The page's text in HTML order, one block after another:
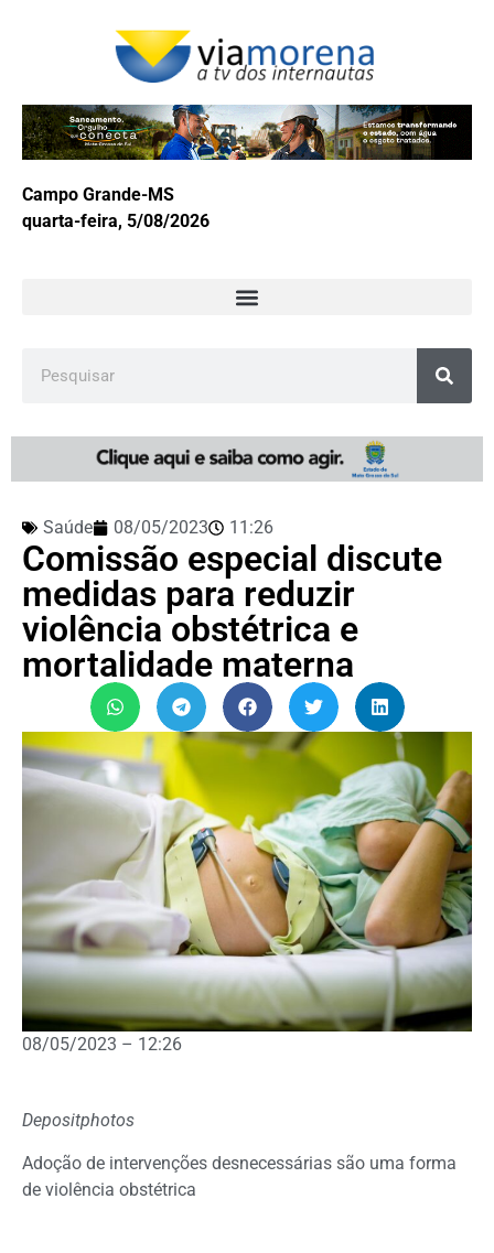
Campo Grande-MS
quarta-feira, 5/08/2026
Saúde 08/05/2023 11:26
Comissão especial discute
medidas para reduzir
violência obstétrica e
mortalidade materna
08/05/2023 – 12:26
Depositphotos
Adoção de intervenções desnecessárias são uma forma
de violência obstétrica